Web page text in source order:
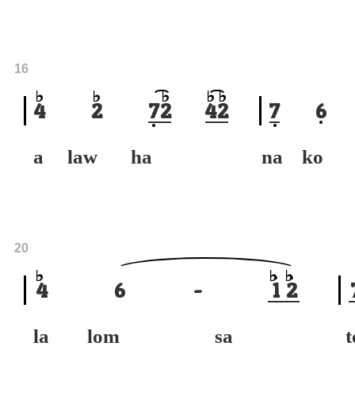
4 2 72 42
16
a law ha
7 6
na
4 6 - 1 2
20
la lom sa